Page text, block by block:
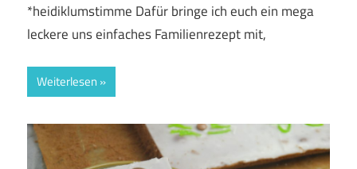
*heidiklumstimme Dafür bringe ich euch ein mega
leckere uns einfaches Familienrezept mit,
Weiterlesen